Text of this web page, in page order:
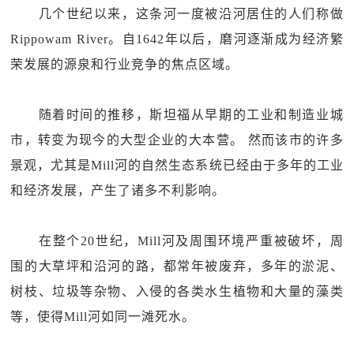
几个世纪以来，这条河一度被沿河居住的人们称做
Rippowam River。自1642年以后，磨河逐渐成为经济繁
荣发展的源泉和行业竞争的焦点区域。
随着时间的推移，斯坦福从早期的工业和制造业城
市，转变为现今的大型企业的大本营。 然而该市的许多
景观，尤其是Mill河的自然生态系统已经由于多年的工业
和经济发展，产生了诸多不利影响。
在整个20世纪，Mill河及周围环境严重被破坏，周
围的大草坪和沿河的路，都常年被废弃，多年的淤泥、
树枝、垃圾等杂物、入侵的各类水生植物和大量的藻类
等，使得Mill河如同一滩死水。